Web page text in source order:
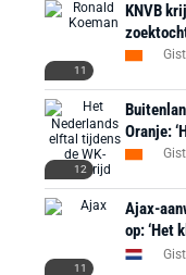
11
KNVB
12
Oranje:
11
Ajax-
op: ‘Het